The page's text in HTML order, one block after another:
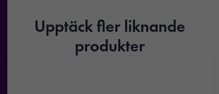
Upptäck fler liknande
produkter